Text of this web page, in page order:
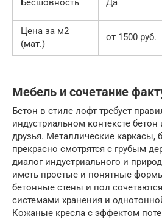
Бесшовность Да
Цена за м2
(мат.)
от 1500 руб.
Мебель и сочетание
Бетон в стиле лофт требует
индустриальном контексте
друзья. Металлические каркасы,
прекрасно смотрятся с грубым
диалог индустриального и
иметь простые и понятные
бетонные стены и пол
системами хранения и
Кожаные кресла с эффектом